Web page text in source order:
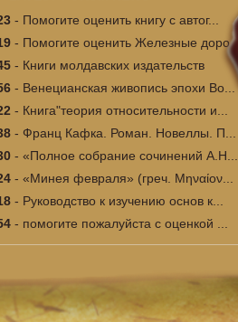
- Помогите оценить книгу с автог...
- Помогите оценить Железные доро...
- Книги молдавских издательств
- Венецианская живопись эпохи Во...
- Книга"теория относительности и...
- Франц Кафка. Роман. Новеллы. П...
- «Полное собрание сочинений А.Н...
- «Минея февраля» (греч. Μηναίον...
- Руководство к изучению основ к...
- помогите пожалуйста с оценкой ...